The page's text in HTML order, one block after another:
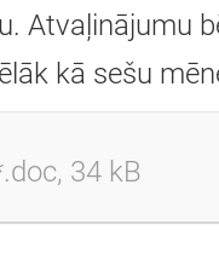
Atvaļinājumu
kā sešu
34 kB